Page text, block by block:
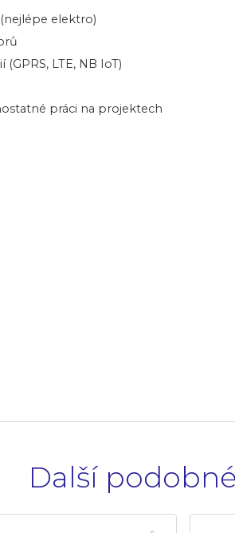
elektro)
LTE, NB IoT)
práci na projektech
Další